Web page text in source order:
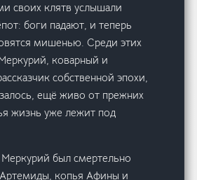
своих клятв услышали
боги падают, и теперь
мишенью. Среди этих
коварный и
собственной эпохи,
ещё живо от прежних
жизнь уже лежит под
был смертельно
копья Афины и